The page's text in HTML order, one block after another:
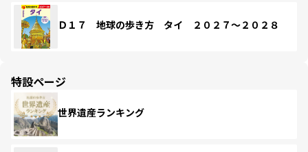
Ｄ１７ 地球の歩き方 タイ ２０２７～２０２８
特設ページ
世界遺産ランキング